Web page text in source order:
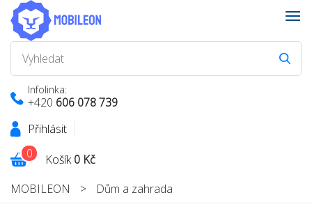
Infolinka:
+420 606 078 739
Přihlásit
Košík0 Kč
0
MOBILEON > Dům a zahrada